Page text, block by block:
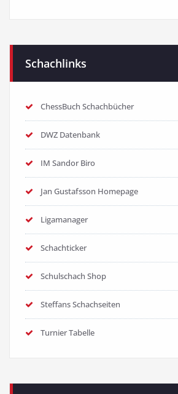
Schachlinks
ChessBuch Schachbücher
DWZ Datenbank
IM Sandor Biro
Jan Gustafsson Homepage
Ligamanager
Schachticker
Schulschach Shop
Steffans Schachseiten
Turnier Tabelle